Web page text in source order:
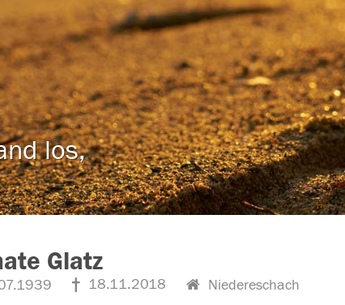
los,
Glatz
18.11.2018 Niedereschach